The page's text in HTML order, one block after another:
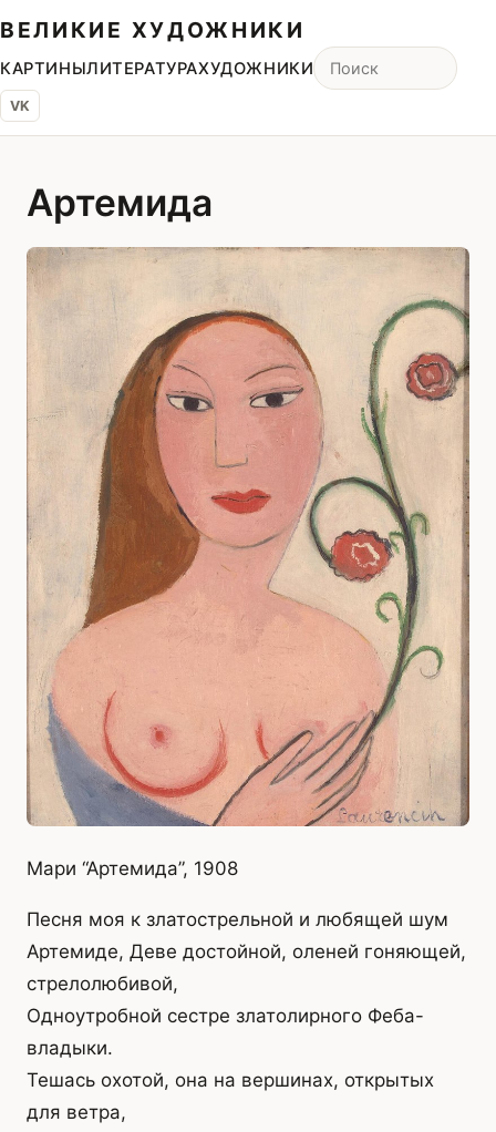
ВЕЛИКИЕ ХУДОЖНИКИ
КАРТИНЫЛИТЕРАТУРАХУДОЖНИКИ
VK
Артемида
Мари “Артемида”, 1908
Песня моя к златострельной и любящей шум
Артемиде, Деве достойной, оленей гоняющей,
стрелолюбивой,
Одноутробной сестре златолирного Феба-
владыки.
Тешась охотой, она на вершинах, открытых
для ветра,